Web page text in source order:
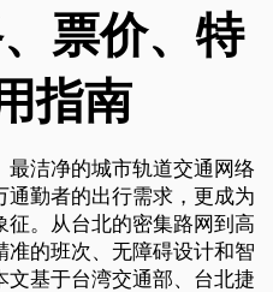
票价、特
指南
洁净的城市轨道交通网络
勤者的出行需求，更成为
。从台北的密集路网到高
的班次、无障碍设计和智
基于台湾交通部、台北捷